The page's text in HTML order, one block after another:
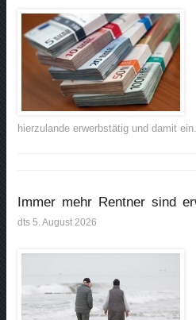
hierzulande erwerbstätig und damit
Immer mehr Rentner sind
dts 5. August 2026